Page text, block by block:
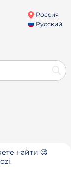
Россия
Русский
найти 🧐